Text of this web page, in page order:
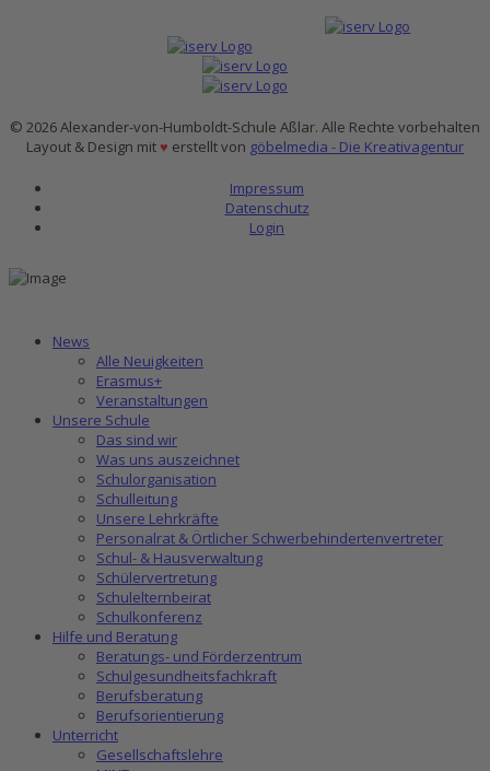
© 2026 Alexander-von-Humboldt-Schule Aßlar. Alle Rechte vorbehalten
Layout & Design mit♥ erstellt von göbelmedia - Die Kreativagentur
Impressum
Datenschutz
Login
News
Alle Neuigkeiten
Erasmus+
Veranstaltungen
Unsere Schule
Das sind wir
Was uns auszeichnet
Schulorganisation
Schulleitung
Unsere Lehrkräfte
Personalrat & Örtlicher Schwerbehindertenvertreter
Schul- & Hausverwaltung
Schülervertretung
Schulelternbeirat
Schulkonferenz
Hilfe und Beratung
Beratungs- und Förderzentrum
Schulgesundheitsfachkraft
Berufsberatung
Berufsorientierung
Unterricht
Gesellschaftslehre